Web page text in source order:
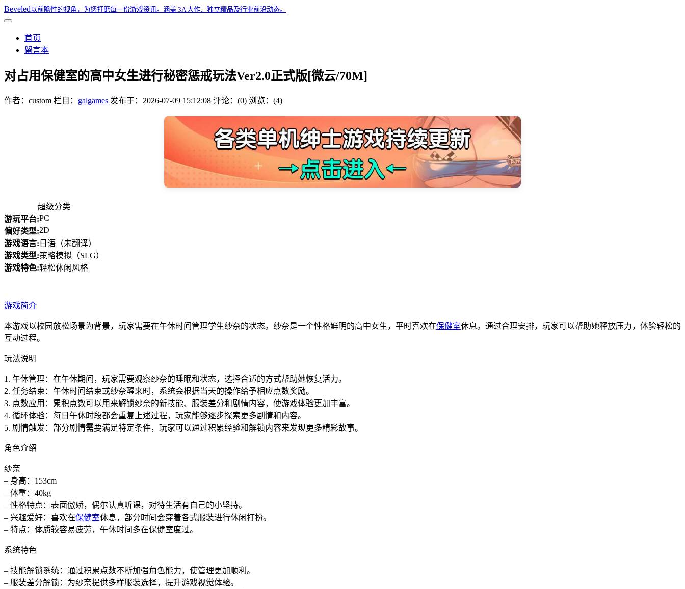
Beveled以前瞻性的视角，为您打磨每一份游戏资讯。涵盖 3A 大作、独立精品及行业前沿动态。
首页
留言本
对占用保健室的高中女生进行秘密惩戒玩法Ver2.0正式版[微云/70M]
作者： custom 栏目： galgames 发布于： 2026-07-09 15:12:08 评论：(0) 浏览：(4)
超级分类
游玩平台:PC
偏好类型:2D
游戏语言: 日语（未翻译）
游戏类型:策略模拟（SLG）
游戏特色:轻松休闲风格
游戏简介
本游戏以校园放松场景为背景，玩家需要在午休时间管理学生纱奈的状态。纱奈是一个性格鲜明的高中女生，平时喜欢在保健室休息。通过合理安排，玩家可以帮助她释放压力，体验轻松的
互动过程。
玩法说明
1. 午休管理：在午休期间，玩家需要观察纱奈的睡眠和状态，选择合适的方式帮助她恢复活力。
2. 任务结束：午休时间结束或纱奈醒来时，系统会根据当天的操作给予相应点数奖励。
3. 点数应用：累积点数可以用来解锁纱奈的新技能、服装差分和剧情内容，使游戏体验更加丰富。
4. 循环体验：每日午休时段都会重复上述过程，玩家能够逐步探索更多剧情和内容。
5. 剧情触发：部分剧情需要满足特定条件，玩家可以通过积累经验和解锁内容来发现更多精彩故事。
角色介绍
纱奈
– 身高：153cm
– 体重：40kg
– 性格特点：表面傲娇，偶尔认真听课，对待生活有自己的小坚持。
– 兴趣爱好：喜欢在保健室休息，部分时间会穿着各式服装进行休闲打扮。
– 特点：体质较容易疲劳，午休时间多在保健室度过。
系统特色
– 技能解锁系统：通过积累点数不断加强角色能力，使管理更加顺利。
– 服装差分解锁：为纱奈提供多样服装选择，提升游戏视觉体验。